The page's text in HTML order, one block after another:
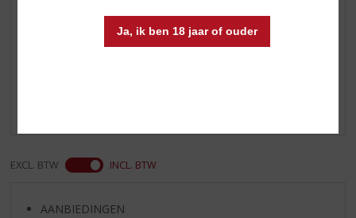
Ja, ik ben 18 jaar of ouder
Reviews
EXCL. BTW INCL. BTW
AANBIEDINGEN